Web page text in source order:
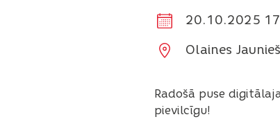
20.10.2025
Olaines
Radošā puse
pievilcīgu!